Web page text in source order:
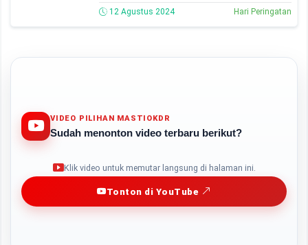
12 Agustus 2024 Hari Peringatan
VIDEO PILIHAN MASTIOKDR
Sudah menonton video terbaru berikut?
Klik video untuk memutar langsung di halaman ini.
Tonton di YouTube